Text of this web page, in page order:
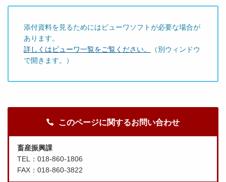
添付資料を見るためにはビューワソフトが必要な場合が
あります。
詳しくはビューワ一覧をご覧ください。
（別ウィンドウ
で開きます。）
このページに関するお問い合わせ
畜産振興課
TEL：018-860-1806
FAX：018-860-3822